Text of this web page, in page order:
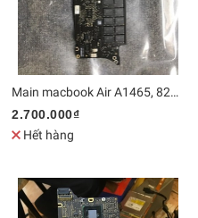
Main macbook Air A1465, 820-3435-B
2.700.000₫
Hết hàng